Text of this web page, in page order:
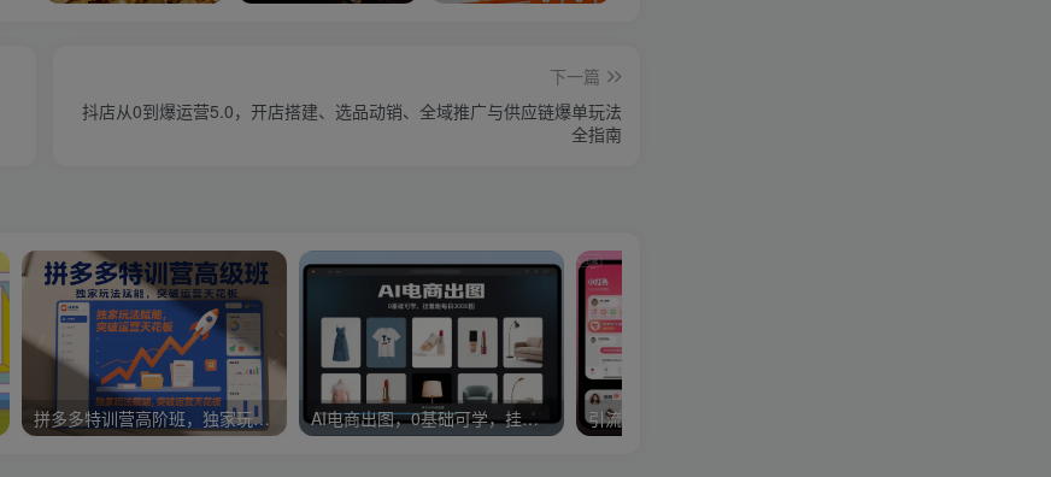
下一篇
抖店从0到爆运营5.0，开店搭建、选品动销、全域推广与供应链爆单玩法
全指南
拼多多特训营高阶班，独家玩法赋能，突破运营天花板（更新26年5月23日） AI电商出图，0基础可学，挂着跑每日3000图